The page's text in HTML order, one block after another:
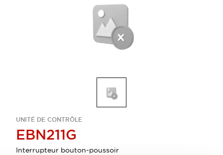
UNITÉ DE CONTRÔLE
EBN211G
Interrupteur bouton-poussoir